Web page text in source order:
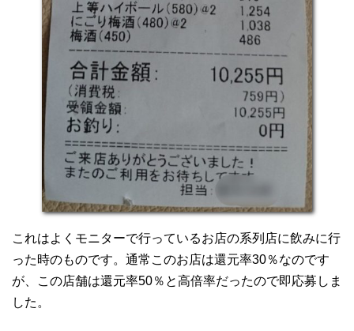
これはよくモニターで行っているお店の系列店に飲みに行
った時のものです。通常このお店は還元率30％なのです
が、この店舗は還元率50％と高倍率だったので即応募しま
した。